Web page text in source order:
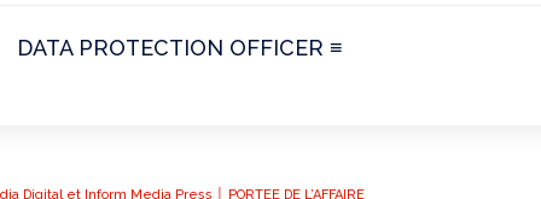
DATA PROTECTION OFFICER ≡
et Inform Media Press │ PORTEE DE L’AFFAIRE